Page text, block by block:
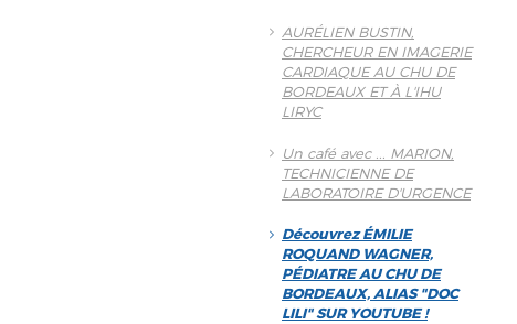
AURÉLIEN BUSTIN,
CHERCHEUR EN IMAGERIE
CARDIAQUE AU CHU DE
BORDEAUX ET À L'IHU
LIRYC
Un café avec ... MARION,
TECHNICIENNE DE
LABORATOIRE D'URGENCE
Découvrez ÉMILIE
ROQUAND WAGNER,
PÉDIATRE AU CHU DE
BORDEAUX, ALIAS "DOC
LILI" SUR YOUTUBE !